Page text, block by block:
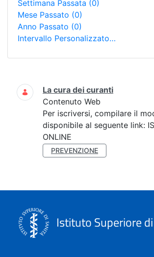
Settimana Passata (0)
Mese Passato (0)
Anno Passato (0)
Intervallo Personalizzato…
Ricerca
La cura dei curanti
Contenuto Web
Per iscriversi, compilare il
disponibile al seguente link:
ONLINE
PREVENZIONE
Istituto Superiore